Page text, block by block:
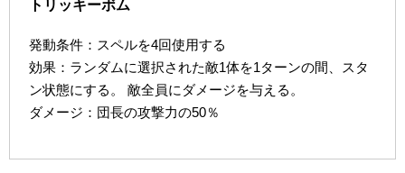
トリッキーボム
発動条件：スペルを4回使用する
効果：ランダムに選択された敵1体を1ターンの間、スタ
ン状態にする。 敵全員にダメージを与える。
ダメージ：団長の攻撃力の50％